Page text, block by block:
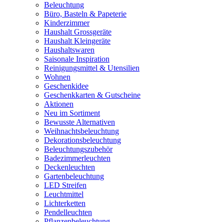
Beleuchtung
Büro, Basteln & Papeterie
Kinderzimmer
Haushalt Grossgeräte
Haushalt Kleingeräte
Haushaltswaren
Saisonale Inspiration
Reinigungsmittel & Utensilien
Wohnen
Geschenkidee
Geschenkkarten & Gutscheine
Aktionen
Neu im Sortiment
Bewusste Alternativen
Weihnachtsbeleuchtung
Dekorationsbeleuchtung
Beleuchtungszubehör
Badezimmerleuchten
Deckenleuchten
Gartenbeleuchtung
LED Streifen
Leuchtmittel
Lichterketten
Pendelleuchten